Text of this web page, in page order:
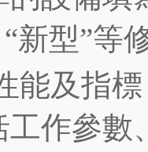
“新型”等
能及指標
作參數